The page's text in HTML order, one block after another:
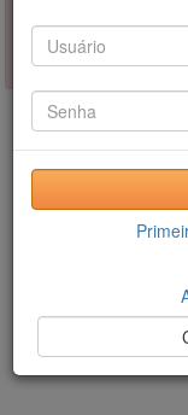
Sessão indisponível
realizado)